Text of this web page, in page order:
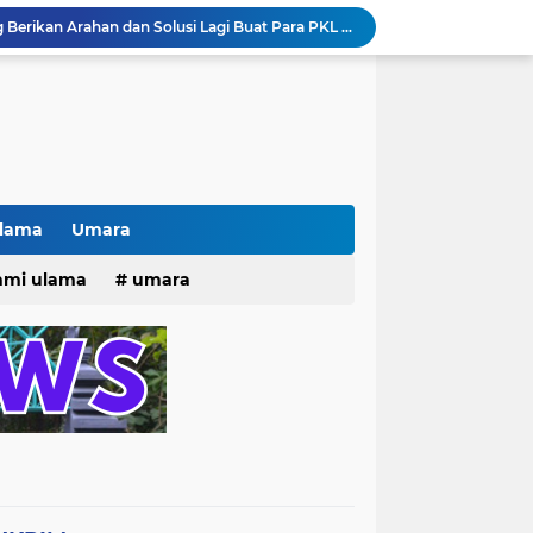
Pak lurah Bulak Banteng Berikan Arahan dan Solusi Lagi Buat Para PKL di TPU Dukuh Bulak Banteng Surabaya
# Warga bulak banteng wetan Gang 8 Kompak Gotong Royong Membangun Gapuro #
Acara KHOTAMAN DAN IMTIHAN ke ...XXVI
Khotaman dan Imtihan TPQ Al Islami Metode Qiroati Angkatan ke XXVI tahun 2026
Umara
dan Maknanya
ulama umara
2025